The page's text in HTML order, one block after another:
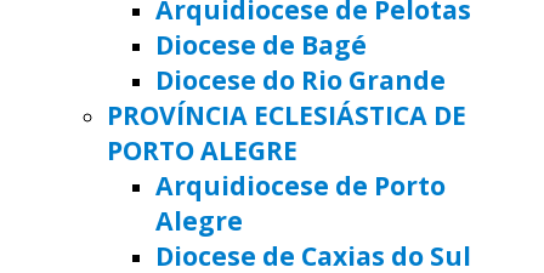
Arquidiocese de Pelotas
Diocese de Bagé
Diocese do Rio Grande
PROVÍNCIA ECLESIÁSTICA DE
PORTO ALEGRE
Arquidiocese de Porto
Alegre
Diocese de Caxias do Sul